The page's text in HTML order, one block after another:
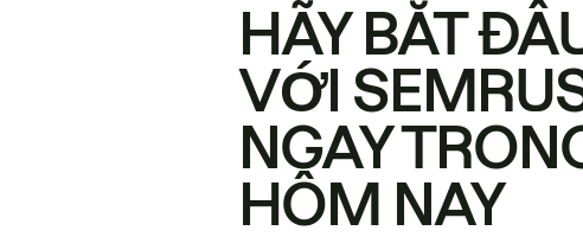
HÃY BẮT
VỚI
NGAY
HÔM NAY